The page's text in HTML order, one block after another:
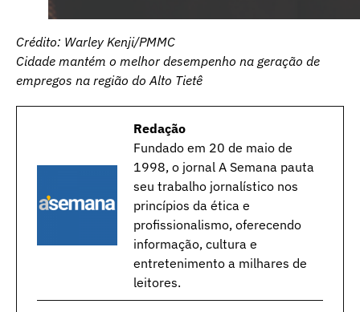
Crédito: Warley Kenji/PMMC
Cidade mantém o melhor desempenho na geração de
empregos na região do Alto Tietê
Redação
Fundado em 20 de maio de
1998, o jornal A Semana pauta
seu trabalho jornalístico nos
princípios da ética e
profissionalismo, oferecendo
informação, cultura e
entretenimento a milhares de
leitores.